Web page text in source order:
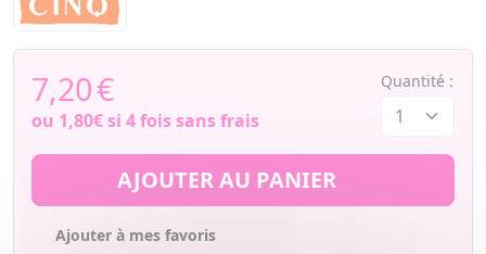
7,20€
ou 1,80€si 4 fois sans frais
Quantité :
AJOUTER AU PANIER
Ajouter à mes favoris